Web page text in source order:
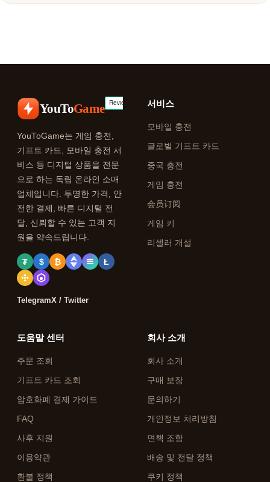
YouToGame
YouToGame는 게임 충전,
기프트 카드, 모바일 충전 서
비스 등 디지털 상품을 전문
으로 하는 독립 온라인 소매
업체입니다. 투명한 가격, 안
전한 결제, 빠른 디지털 전
달, 신뢰할 수 있는 고객 지
원을 약속드립니다.
₮ $ ₿ Ł
TelegramX / Twitter
서비스
모바일 충전
글로벌 기프트 카드
중국 충전
게임 충전
会员订阅
게임 키
리셀러 개설
도움말 센터
주문 조회
기프트 카드 조회
암호화폐 결제 가이드
FAQ
사후 지원
이용약관
환불 정책
회사 소개
회사 소개
구매 보장
문의하기
개인정보 처리방침
면책 조항
배송 및 전달 정책
쿠키 정책